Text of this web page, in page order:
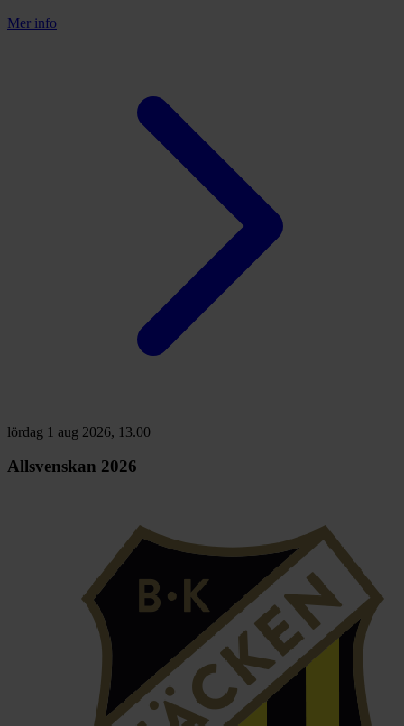
Mer info
lördag 1 aug 2026, 13.00
Allsvenskan 2026